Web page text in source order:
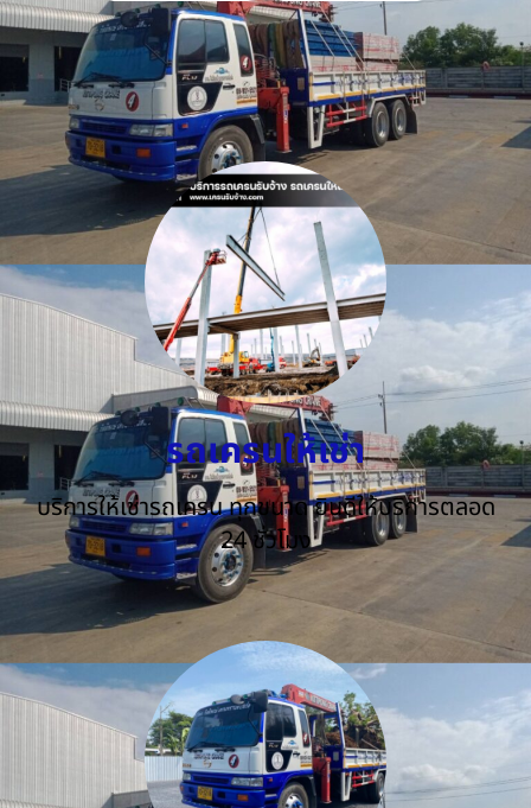
รถเครนให้เช่า
บริการให้เช่ารถเครน ทุกขนาด ยินดีให้บริการตลอด
24 ชั่วโมง